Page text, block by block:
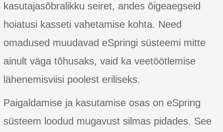
kasutajasõbralikku seiret, andes õigeaegseid
hoiatusi kasseti vahetamise kohta. Need
omadused muudavad eSpringi süsteemi mitte
ainult väga tõhusaks, vaid ka veetöötlemise
lähenemisviisi poolest eriliseks.
Paigaldamise ja kasutamise osas on eSpring
süsteem loodud mugavust silmas pidades. See